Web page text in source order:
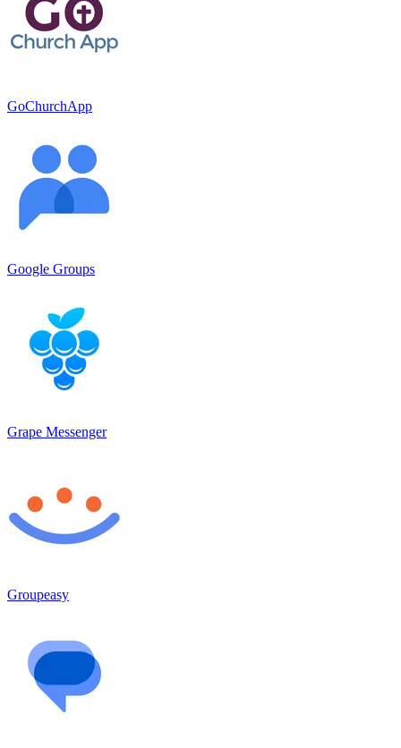
GoChurchApp
Google Groups
Grape Messenger
Groupeasy